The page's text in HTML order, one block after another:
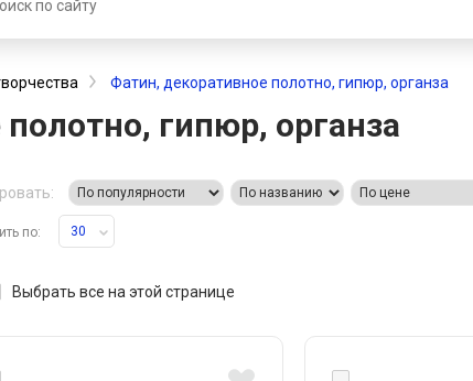
Фатин, декоративное полотно, гипюр, органза
гипюр, органза
по: 30
Выбрать все на этой странице